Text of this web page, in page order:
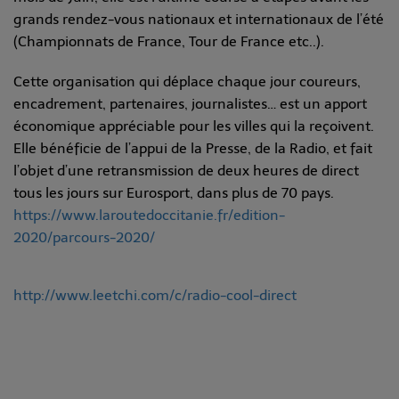
grands rendez-vous nationaux et internationaux de l’été
(Championnats de France, Tour de France etc..).
Cette organisation qui déplace chaque jour coureurs,
encadrement, partenaires, journalistes… est un apport
économique appréciable pour les villes qui la reçoivent.
Elle bénéficie de l’appui de la Presse, de la Radio, et fait
l’objet d’une retransmission de deux heures de direct
tous les jours sur Eurosport, dans plus de 70 pays.
https://www.laroutedoccitanie.fr/edition-
2020/parcours-2020/
http://www.leetchi.com/c/radio-cool-direct